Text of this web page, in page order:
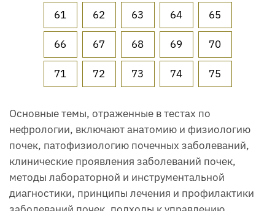
61 62 63 64 65
66 67 68 69 70
71 72 73 74 75
Основные темы, отраженные в тестах по
нефрологии, включают анатомию и физиологию
почек, патофизиологию почечных заболеваний,
клинические проявления заболеваний почек,
методы лабораторной и инструментальной
диагностики, принципы лечения и профилактики